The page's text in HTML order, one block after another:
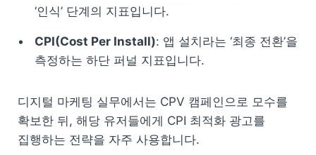
‘인식’ 단계의 지표입니다.
CPI(Cost Per Install): 앱 설치라는 ‘최종 전환’을
측정하는 하단 퍼널 지표입니다.
디지털 마케팅 실무에서는 CPV 캠페인으로 모수를
확보한 뒤, 해당 유저들에게 CPI 최적화 광고를
집행하는 전략을 자주 사용합니다.